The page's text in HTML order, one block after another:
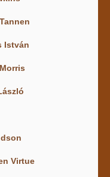
István
Virtue